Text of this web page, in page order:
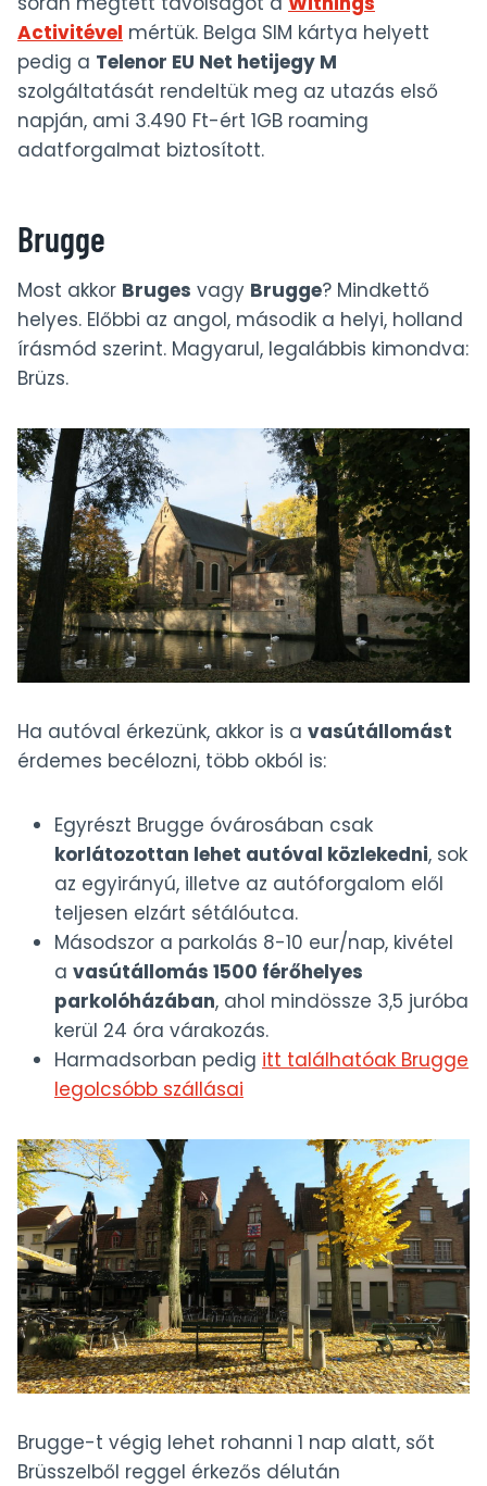
Activitével mértük. Belga SIM kártya helyett
pedig a Telenor EU Net hetijegy M
szolgáltatását rendeltük meg az utazás első
napján, ami 3.490 Ft-ért 1GB roaming
adatforgalmat biztosított.
Brugge
Most akkor Bruges vagy Brugge? Mindkettő
helyes. Előbbi az angol, második a helyi, holland
írásmód szerint. Magyarul, legalábbis kimondva:
Brüzs.
Ha autóval érkezünk, akkor is a vasútállomást
érdemes becélozni, több okból is:
Egyrészt Brugge óvárosában csak
korlátozottan lehet autóval közlekedni, sok
az egyirányú, illetve az autóforgalom elől
teljesen elzárt sétálóutca.
Másodszor a parkolás 8-10 eur/nap, kivétel
a vasútállomás 1500 férőhelyes
parkolóházában, ahol mindössze 3,5 juróba
kerül 24 óra várakozás.
Harmadsorban pedig itt találhatóak Brugge
legolcsóbb szállásai
Brugge-t végig lehet rohanni 1 nap alatt, sőt
Brüsszelből reggel érkezős délután